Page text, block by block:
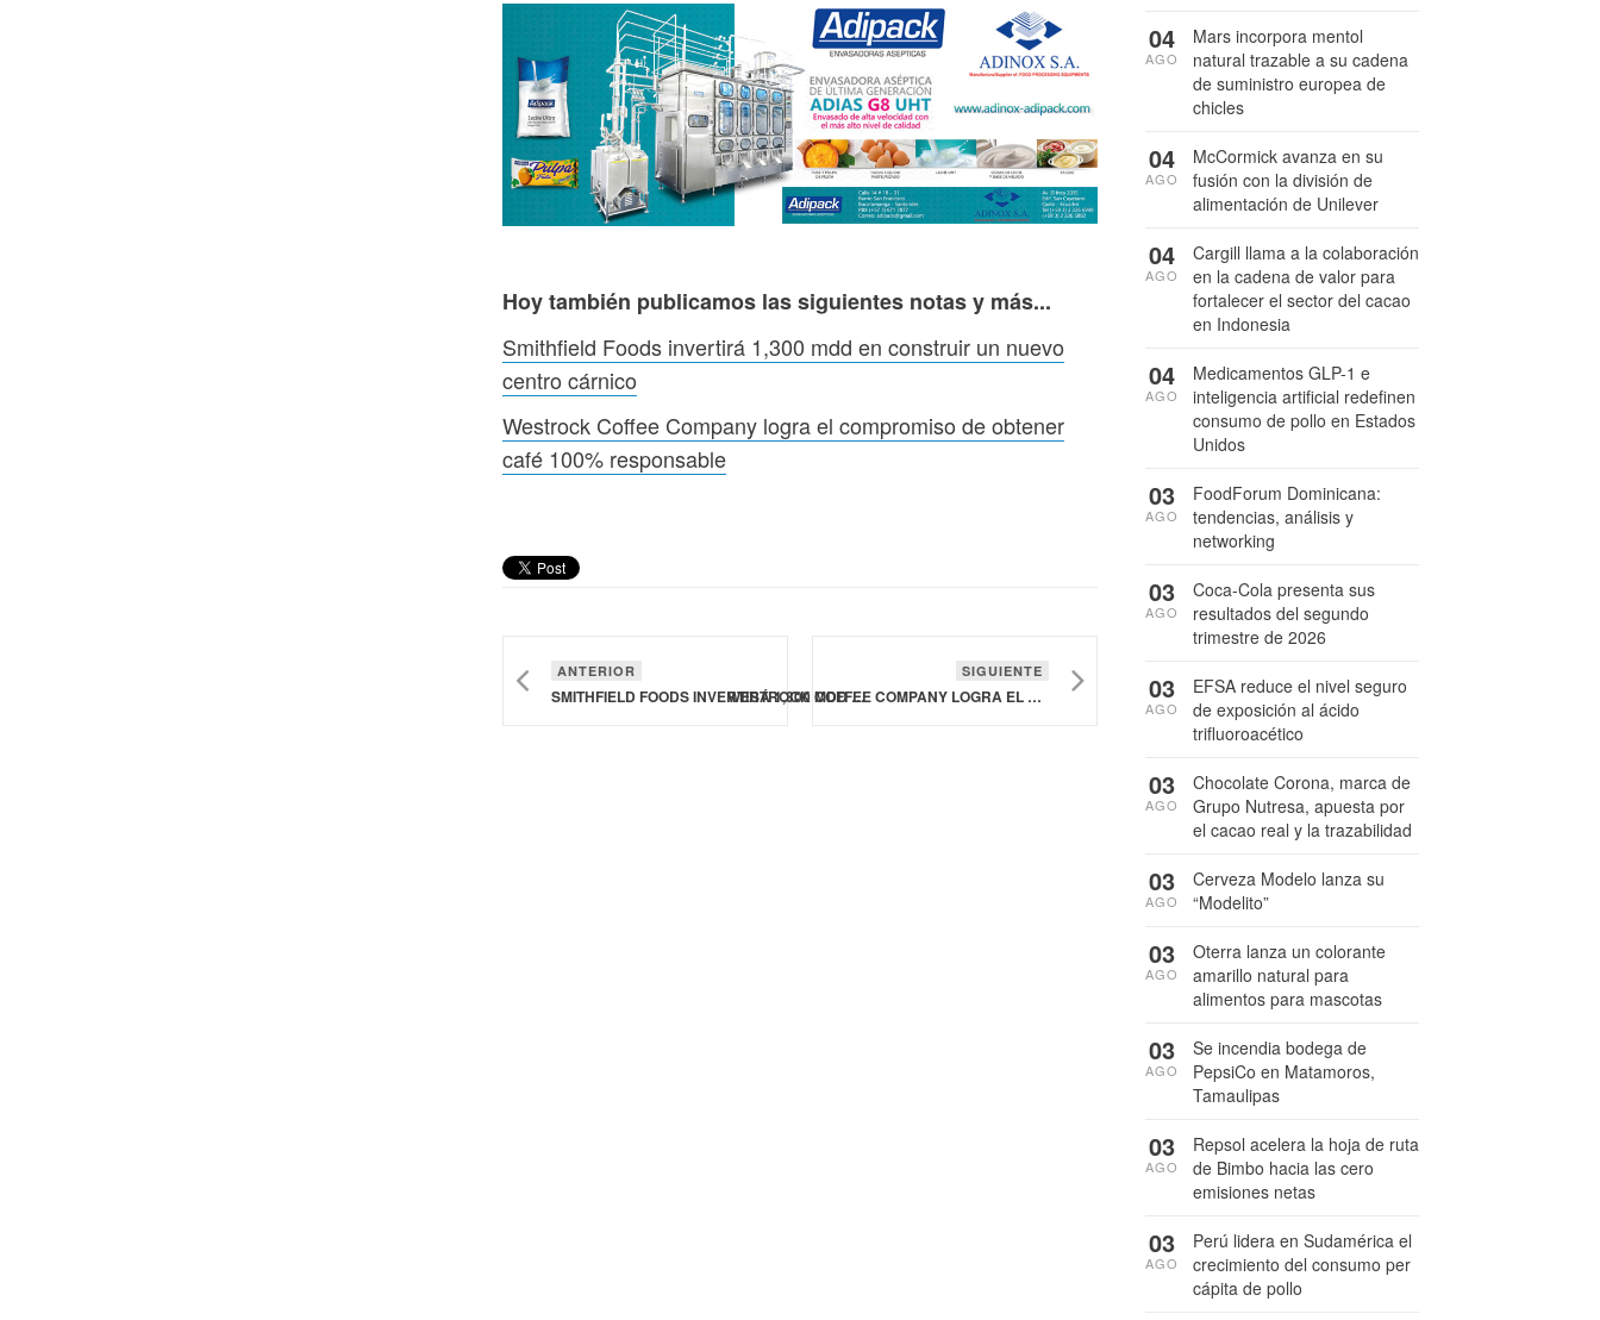
Hoy también publicamos las siguientes notas y más...
Smithfield Foods invertirá 1,300 mdd en construir un nuevo
centro cárnico
Westrock Coffee Company logra el compromiso de obtener
café 100% responsable
ANTERIOR
SMITHFIELD FOODS INVERTIRÁ 1,300 MDD EN CONSTRUIR UN NUEVO CENTRO CÁRNICO
SIGUIENTE
WESTROCK COFFEE COMPANY LOGRA EL COMPROMISO DE OBTENER CAFÉ 100% RESPONSABLE
Mars incorpora mentol
natural trazable a su cadena
de suministro europea de
chicles
04
AGO
McCormick avanza en su
fusión con la división de
alimentación de Unilever
04
AGO
Cargill llama a la colaboración
en la cadena de valor para
fortalecer el sector del cacao
en Indonesia
04
AGO
Medicamentos GLP-1 e
inteligencia artificial redefinen
consumo de pollo en Estados
Unidos
04
AGO
FoodForum Dominicana:
tendencias, análisis y
networking
03
AGO
Coca-Cola presenta sus
resultados del segundo
trimestre de 2026
03
AGO
EFSA reduce el nivel seguro
de exposición al ácido
trifluoroacético
03
AGO
Chocolate Corona, marca de
Grupo Nutresa, apuesta por
el cacao real y la trazabilidad
03
AGO
Cerveza Modelo lanza su
“Modelito”
03
AGO
Oterra lanza un colorante
amarillo natural para
alimentos para mascotas
03
AGO
Se incendia bodega de
PepsiCo en Matamoros,
Tamaulipas
03
AGO
Repsol acelera la hoja de ruta
de Bimbo hacia las cero
emisiones netas
03
AGO
Perú lidera en Sudamérica el
crecimiento del consumo per
cápita de pollo
03
AGO